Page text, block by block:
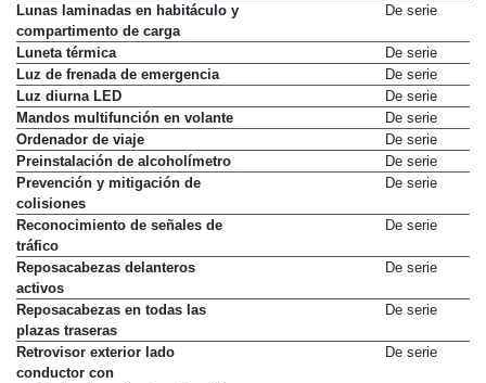
Lunas laminadas en habitáculo y
compartimento de carga
De serie
Luneta térmica
De serie
Luz de frenada de emergencia
De serie
Luz diurna LED
De serie
Mandos multifunción en volante
De serie
Ordenador de viaje
De serie
Preinstalación de alcoholímetro
De serie
Prevención y mitigación de
colisiones
De serie
Reconocimiento de señales de
tráfico
De serie
Reposacabezas delanteros
activos
De serie
Reposacabezas en todas las
plazas traseras
De serie
Retrovisor exterior lado
conductor con
De serie